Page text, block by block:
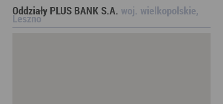
Oddziały PLUS BANK S.A. woj. wielkopolskie,
Leszno